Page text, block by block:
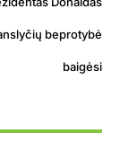
beprotybė
baigėsi